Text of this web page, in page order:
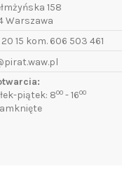
158
Warszawa
20 15 kom. 606 503 461
piątek: 800 - 1600